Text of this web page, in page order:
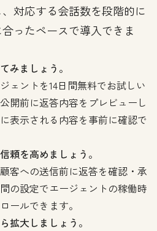
対応する会話数を段階的に
ったペースで導入できま
みましょう。
ェントを14日間無料でお試しい
開前に返答内容をプレビューし
表示される内容を事前に確認で
頼を高めましょう。
客への送信前に返答を確認・承
の設定でエージェントの稼働時
ールできます。
拡大しましょう。